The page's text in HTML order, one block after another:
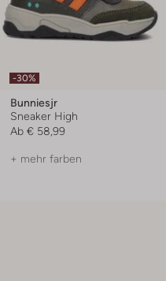
-30%
Bunniesjr
Sneaker High
Ab € 58,99
+ mehr farben